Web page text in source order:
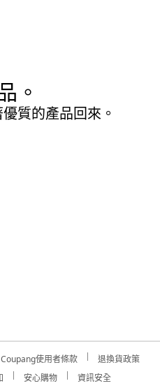
。
質的產品回來。
Coupang使用者條款
退換貨政策
安心購物
資訊安全